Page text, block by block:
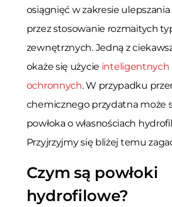
osiągnięć w zakresie
przez stosowanie rozmaitych
zewnętrznych. Jedną z
okaże się użycie inteligentnych
ochronnych. W przypadku
chemicznego przydatna może
powłoka o własnościach
Przyjrzyjmy się bliżej temu
Czym są powłoki
hydrofilowe?